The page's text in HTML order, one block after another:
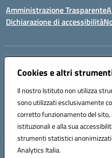
Cookies e altri
Il nostro Istituto non utilizza
sono utilizzati esclusivamente
corretto funzionamento del
istituzionali e alla sua
strumenti statistici anonimizzati
Analytics Italia.
Amministrazione Trasparente
Dichiarazione di accessibilità
Centralino:
Posta elettronica certificata (PEC):
Codice fiscale: 93066580817
Codice meccanografico:TPIS02200A
VIA CESARÒ, 36 - 91016 ERICE -
Telefono: 0923569559